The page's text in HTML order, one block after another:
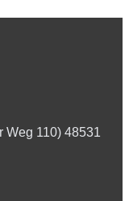
Weg 110) 48531